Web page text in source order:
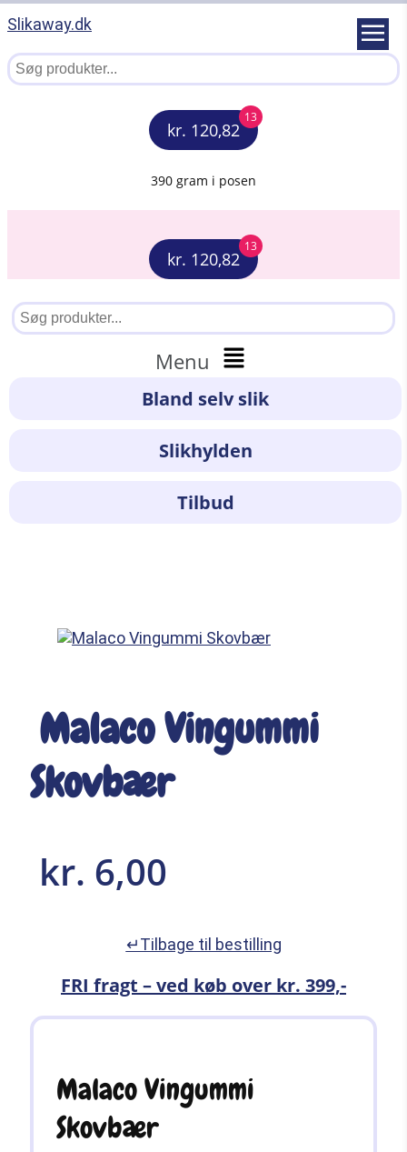
Slikaway.dk
kr. 120,82
13
390 gram i posen
kr. 120,82
13
Menu
Bland selv slik
Slikhylden
Tilbud
Malaco Vingummi
Skovbær
kr. 6,00
↵Tilbage til bestilling
FRI fragt – ved køb over kr. 399,-
Malaco Vingummi
Skovbær